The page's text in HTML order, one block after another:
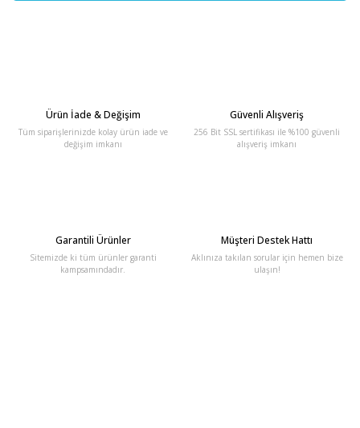
Ürün İade & Değişim
Tüm siparişlerinizde kolay ürün iade ve
değişim imkanı
Güvenli Alışveriş
256 Bit SSL sertifikası ile %100 güvenli
alışveriş imkanı
Garantili Ürünler
Sitemizde ki tüm ürünler garanti
kampsamındadır.
Müşteri Destek Hattı
Aklınıza takılan sorular için hemen bize
ulaşın!